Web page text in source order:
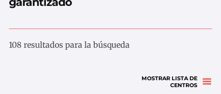
108 resultados para la búsqueda
MOSTRAR LISTA DE
CENTROS